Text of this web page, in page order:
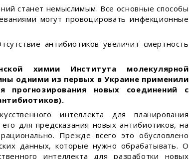
станет немыслимым. Все основные способы
могут провоцировать инфекционные
антибиотиков увеличит смертность
химии Института молекулярной
одними из первых в Украине применили
прогнозирования новых соединений с
интеллекта для планирования
для предсказания новых антибиотиков, на
Прежде всего это обусловлено
данных, которые нужно обрабатывать. О
интеллекта для разработки новых